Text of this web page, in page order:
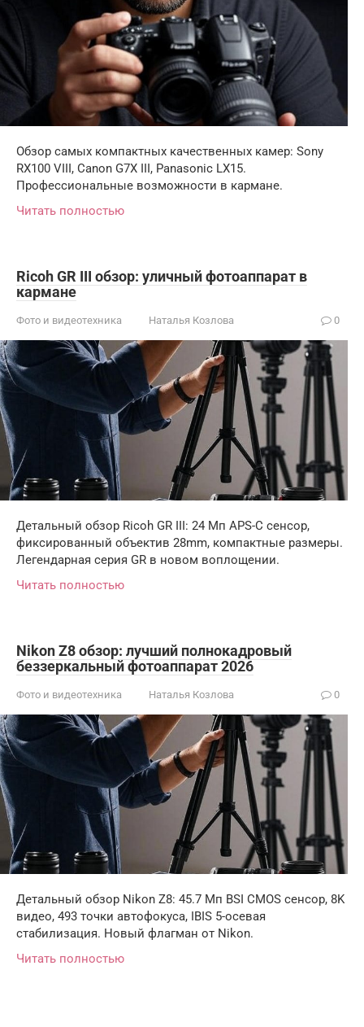
Обзор самых компактных качественных камер: Sony
RX100 VIII, Canon G7X III, Panasonic LX15.
Профессиональные возможности в кармане.
Читать полностью
Ricoh GR III обзор: уличный фотоаппарат в
кармане
Фото и видеотехника Наталья Козлова 0
Детальный обзор Ricoh GR III: 24 Мп APS-C сенсор,
фиксированный объектив 28mm, компактные размеры.
Легендарная серия GR в новом воплощении.
Читать полностью
Nikon Z8 обзор: лучший полнокадровый
беззеркальный фотоаппарат 2026
Фото и видеотехника Наталья Козлова 0
Детальный обзор Nikon Z8: 45.7 Мп BSI CMOS сенсор, 8K
видео, 493 точки автофокуса, IBIS 5-осевая
стабилизация. Новый флагман от Nikon.
Читать полностью